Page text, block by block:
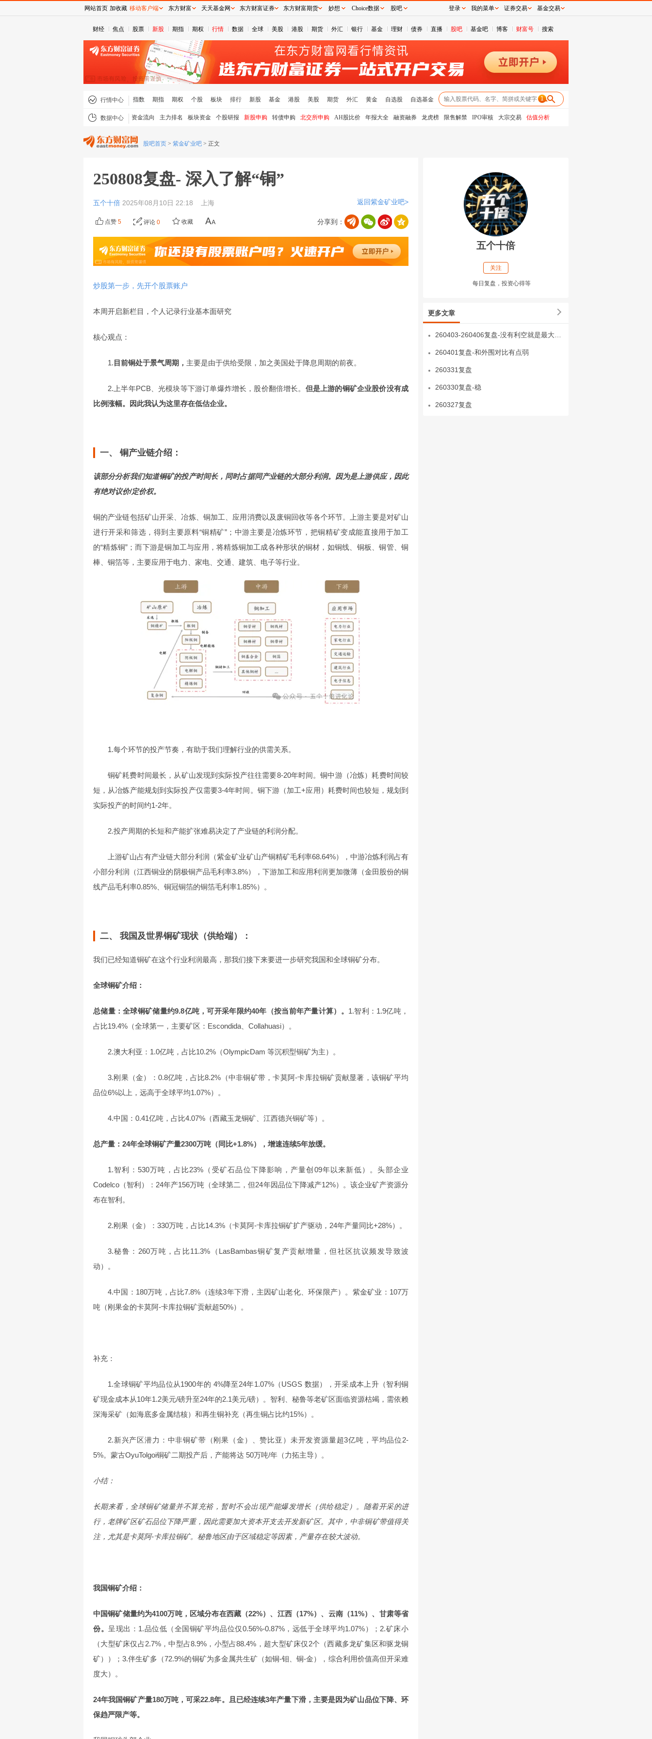
财经 焦点 股票 新股 期指 期权 行情 数据 全球 美股 港股 期货 外汇 银行 基金 理财 债券 直播 股吧 基金吧 博客 财富号 搜索
行情中心 指数 期指 期权 个股 板块 排行 新股 基金 港股 美股 期货 外汇 黄金 自选股 自选基金 1
数据中心 资金流向 主力排名 板块资金 个股研报 新股申购 转债申购 北交所申购 AH股比价 年报大全 融资融券 龙虎榜 限售解禁 IPO审核 大宗交易 估值分析
股吧首页 > 紫金矿业吧 > 正文
250808复盘- 深入了解“铜”
五个十倍 2025年08月10日 22:18 上海 返回紫金矿业吧>
分享到：
点赞 5 评论 0 收藏
炒股第一步，先开个股票账户
本周开启新栏目，个人记录行业基本面研究
核心观点：
1. 目前铜处于景气周期， 主要是由于供给受限，加之美国处于降息周期的前夜。
2.上半年PCB、光模块等下游订单爆炸增长，股价翻倍增长。 但是上游的铜矿企业股价没有成
比例涨幅。因此我认为这里存在低估企业。
一、 铜产业链介绍：
该部分分析我们知道铜矿的投产时间长，同时占据同产业链的大部分利润。因为是上游供应，因此
有绝对议价/定价权。
铜的产业链包括矿山开采、冶炼、铜加工、应用消费以及废铜回收等各个环节。上游主要是对矿山
进行开采和筛选，得到主要原料“铜精矿”；中游主要是冶炼环节，把铜精矿变成能直接用于加工
的“精炼铜”；而下游是铜加工与应用，将精炼铜加工成各种形状的铜材，如铜线、铜板、铜管、铜
棒、铜箔等，主要应用于电力、家电、交通、建筑、电子等行业。
1.每个环节的投产节奏，有助于我们理解行业的供需关系。
铜矿耗费时间最长，从矿山发现到实际投产往往需要8-20年时间。铜中游（冶炼）耗费时间较
短，从冶炼产能规划到实际投产仅需要3-4年时间。铜下游（加工+应用）耗费时间也较短，规划到
实际投产的时间约1-2年。
2.投产周期的长短和产能扩张难易决定了产业链的利润分配。
上游矿山占有产业链大部分利润（紫金矿业矿山产铜精矿毛利率68.64%），中游冶炼利润占有
小部分利润（江西铜业的阴极铜产品毛利率3.8%），下游加工和应用利润更加微薄（金田股份的铜
线产品毛利率0.85%、铜冠铜箔的铜箔毛利率1.85%）。
二、 我国及世界铜矿现状（供给端）：
我们已经知道铜矿在这个行业利润最高，那我们接下来要进一步研究我国和全球铜矿分布。
全球铜矿介绍：
总储量：全球铜矿储量约9.8亿吨，可开采年限约40年（按当前年产量计算）。 1.智利：1.9亿吨，
占比19.4%（全球第一，主要矿区：Escondida、Collahuasi）。
2.澳大利亚：1.0亿吨，占比10.2%（OlympicDam 等沉积型铜矿为主）。
3.刚果（金）：0.8亿吨，占比8.2%（中非铜矿带，卡莫阿-卡库拉铜矿贡献显著，该铜矿平均
品位6%以上，远高于全球平均1.07%）。
4.中国：0.41亿吨，占比4.07%（西藏玉龙铜矿、江西德兴铜矿等）。
总产量：24年全球铜矿产量2300万吨（同比+1.8%），增速连续5年放缓。
1.智利：530万吨，占比23%（受矿石品位下降影响，产量创09年以来新低）。头部企业
Codelco（智利）：24年产156万吨（全球第二，但24年因品位下降减产12%）。该企业矿产资源分
布在智利。
2.刚果（金）：330万吨，占比14.3%（卡莫阿-卡库拉铜矿扩产驱动，24年产量同比+28%）。
3.秘鲁：260万吨，占比11.3%（LasBambas铜矿复产贡献增量，但社区抗议频发导致波
动）。
4.中国：180万吨，占比7.8%（连续3年下滑，主因矿山老化、环保限产）。紫金矿业：107万
吨（刚果金的卡莫阿-卡库拉铜矿贡献超50%）。
补充：
1.全球铜矿平均品位从1900年的 4%降至24年1.07%（USGS 数据），开采成本上升（智利铜
矿现金成本从10年1.2美元/磅升至24年的2.1美元/磅）。智利、秘鲁等老矿区面临资源枯竭，需依赖
深海采矿（如海底多金属结核）和再生铜补充（再生铜占比约15%）。
2.新兴产区潜力：中非铜矿带（刚果（金）、赞比亚）未开发资源量超3亿吨，平均品位2-
5%。蒙古OyuTolgoi铜矿二期投产后，产能将达 50万吨/年（力拓主导）。
小结：
长期来看，全球铜矿储量并不算充裕，暂时不会出现产能爆发增长（供给稳定）。随着开采的进
行，老牌矿区矿石品位下降严重，因此需要加大资本开支去开发新矿区。其中，中非铜矿带值得关
注，尤其是卡莫阿-卡库拉铜矿。秘鲁地区由于区域稳定等因素，产量存在较大波动。
我国铜矿介绍：
中国铜矿储量约为4100万吨，区域分布在西藏（22%）、江西（17%）、云南（11%）、甘肃等省
份。 呈现出：1.品位低（全国铜矿平均品位仅0.56%-0.87%，远低于全球平均1.07%）；2.矿床小
（大型矿床仅占2.7%，中型占8.9%，小型占88.4%，超大型矿床仅2个（西藏多龙矿集区和驱龙铜
矿））；3.伴生矿多（72.9%的铜矿为多金属共生矿（如铜-钼、铜-金），综合利用价值高但开采难
度大）。
24年我国铜矿产量180万吨，可采22.8年。且已经连续3年产量下滑，主要是因为矿山品位下降、环
保趋严限产等。
五个十倍
关注
每日复盘，投资心得等
更多文章
260401复盘-和外围对比有点弱
260331复盘
260330复盘-稳
260327复盘
网站首页 加收藏 移动客户端 东方财富 天天基金网 东方财富证券 东方财富期货 妙想 Choice数据 股吧 登录 我的菜单 证券交易 基金交易